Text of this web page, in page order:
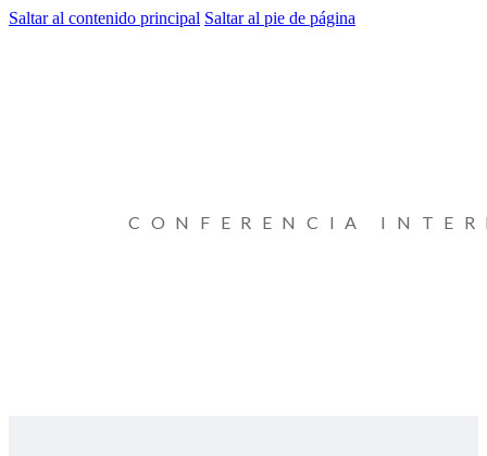
Saltar al contenido principal Saltar al pie de página
CONFERENCIA